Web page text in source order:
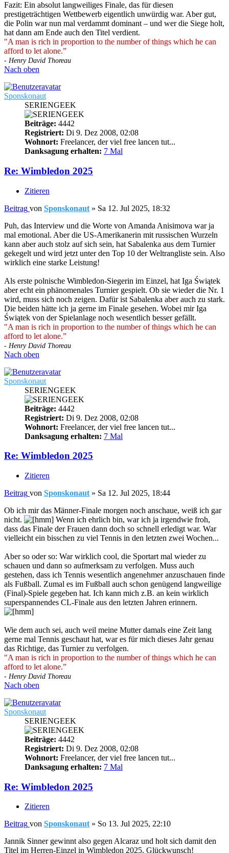
Fazit: Ein absolut langweiliges Finale, das für diesen
prestigeträchtigen Wettbewerb eigentlich unwürdig war. Aber gut,
die Polin war nun mal verdammt dominant – und wer die Siege holt,
hat dann am Ende auch den Titel verdient.
"A man is rich in proportion to the number of things which he can
afford to let alone.”
- Henry David Thoreau
Nach oben
Sponskonaut
SERIENGEEK
Beiträge: 4442
Registriert: Di 9. Dez 2008, 02:08
Wohnort: Freelancer, der viel free lancen tut...
Danksagung erhalten: 7 Mal
Re: Wimbledon 2025
Zitieren
Beitrag von Sponskonaut » Sa 12. Jul 2025, 18:32
Puh, das Interview und die Worte von Amanda Anisimova war ja
mal emotional. Aber die US-Amerikanerin mit russischen Wurzeln
kann aber auch stolz auf sich sein, hat Sabalenka aus dem Turnier
gekegelt und wird jetzt unter den Top 10 der Weltrangliste sein. Also
wirklich eine starke Leistung!
Als erste polnische Wimbledon-Siegerin im Einzel, hat Iga Świątek
aber echt ein phänomenales Turnier gespielt. Ob sie wieder die Nr. 1
wird, muss sich noch zeigen. Dafür ist Sabalenka aber auch zu stark.
Die beiden hätte ich ja gerne im Finale gesehen. Wobei mir Iga
Świątek von der Spielanlage noch wesentlich besser gefällt.
"A man is rich in proportion to the number of things which he can
afford to let alone.”
- Henry David Thoreau
Nach oben
Sponskonaut
SERIENGEEK
Beiträge: 4442
Registriert: Di 9. Dez 2008, 02:08
Wohnort: Freelancer, der viel free lancen tut...
Danksagung erhalten: 7 Mal
Re: Wimbledon 2025
Zitieren
Beitrag von Sponskonaut » Sa 12. Jul 2025, 18:44
Ob ich mir das Männer-Finale morgen noch anschaue, weiß ich gar
nicht.
Wenn ich ehrlich bin, war ich ja irgendwie froh,
dass das Finale der Frauen dann doch so schnell erledigt war. War
vielleicht ein bisschen zu viel Tennis in den letzten zwei Wochen...
Aber so oder so: War wirklich cool, die Sportart mal wieder zu
schauen und dann so aufmerksam zu verfolgen. Muss auch
gestehen, dass ich Tennis wesentlich angenehmer anzuschauen finde
als Fußball. Zumal es im Fußball auch schon genügend langweilige
(Final)-Spiele gegeben hat. Ich kann mich z.B. an kein wirklich
superspannendes CL-Finale aus den letzten Jahren erinnern.
Wie dem auch sei, auch weil meine Mutter damals eine Zeit lang
gerne mal Tennis geschaut hat, war es für mich dieses Jahr genau
das Richtige, das Turnier zu verfolgen.
"A man is rich in proportion to the number of things which he can
afford to let alone.”
- Henry David Thoreau
Nach oben
Sponskonaut
SERIENGEEK
Beiträge: 4442
Registriert: Di 9. Dez 2008, 02:08
Wohnort: Freelancer, der viel free lancen tut...
Danksagung erhalten: 7 Mal
Re: Wimbledon 2025
Zitieren
Beitrag von Sponskonaut» So 13. Jul 2025, 22:10
Jannik Sinner gewinnt also gegen Alcaraz und holt sich damit den
Titel im Herren-Einzel in Wimbledon 2025. Glückwunsch!